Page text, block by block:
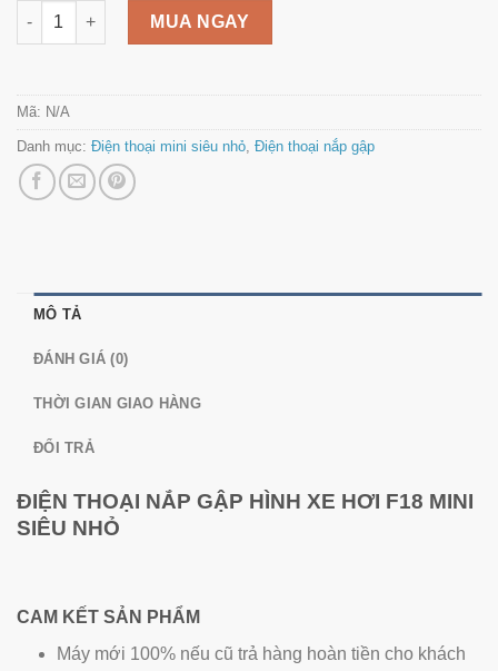
Điện thoại F18 mini nắp gập số lượng
MUA NGAY
Mã: N/A
Danh mục: Điện thoại mini siêu nhỏ Điện thoại nắp gập
MÔ TẢ
ĐÁNH GIÁ (0)
THỜI GIAN GIAO HÀNG
ĐỔI TRẢ
ĐIỆN THOẠI NẮP GẬP HÌNH XE HƠI F18 MINI
SIÊU NHỎ
CAM KẾT SẢN PHẨM
Máy mới 100% nếu cũ trả hàng hoàn tiền cho khách